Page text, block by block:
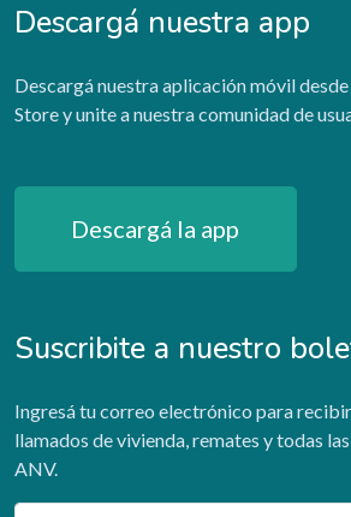
Descargá nuestra app
Descargá nuestra aplicación móvil
Store y unite a nuestra comunidad de
Descargá la app
Suscribite a nuestro
Ingresá tu correo electrónico para
llamados de vivienda, remates y todas
ANV.